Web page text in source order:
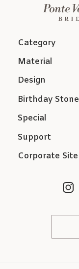
Category
Support
Corporate Site
Material
Design
Birthday Stone
Special